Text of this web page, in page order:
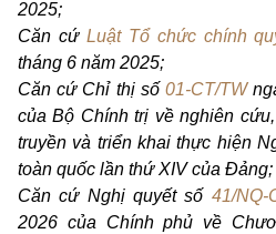
2025;
Căn cứ Luật Tổ chức chính
tháng 6 năm 2025;
Căn cứ Chỉ thị số 01-CT/TW
của Bộ Chính trị về nghiên
truyền và triển khai thực hiện
toàn quốc lần thứ XIV của Đảng;
Căn cứ Nghị quyết số 41/NQ-
2026 của Chính phủ về